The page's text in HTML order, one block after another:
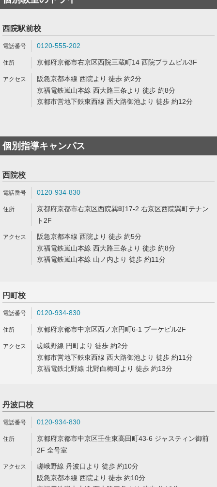
西院駅前校
0120-555-202
京都府京都市右京区西院三蔵町14 西院プラムビル3F
阪急京都本線 西院より 徒歩 約2分
京福電鉄嵐山本線 西大路三条より 徒歩 約8分
京都市営地下鉄東西線 西大路御池より 徒歩 約12分
個別指導キャンパス
西院校
0120-934-830
京都府京都市右京区西院巽町17-2 右京区西院巽町テナン
ト2F
阪急京都本線 西院より 徒歩 約5分
京福電鉄嵐山本線 西大路三条より 徒歩 約8分
京福電鉄嵐山本線 山ノ内より 徒歩 約11分
円町校
0120-934-830
京都府京都市中京区西ノ京円町6-1 ブーケビル2F
嵯峨野線 円町より 徒歩 約2分
京都市営地下鉄東西線 西大路御池より 徒歩 約11分
京福電鉄北野線 北野白梅町より 徒歩 約13分
丹波口校
0120-934-830
京都府京都市中京区壬生東高田町43-6 ジャスティン御前
2F 全号室
嵯峨野線 丹波口より 徒歩 約10分
阪急京都本線 西院より 徒歩 約10分